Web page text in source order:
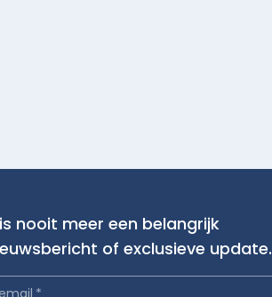
nooit meer een belangrijk
of exclusieve update.
email *